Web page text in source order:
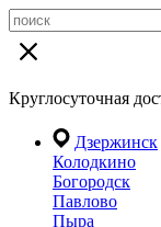
Круглосуточная
Дзержинск
Колодкино
Богородск
Павлово
Пыра